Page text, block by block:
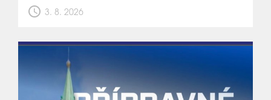
schedule 3. 8. 2026